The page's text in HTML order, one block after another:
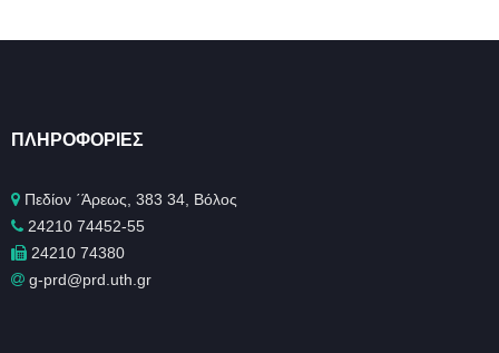
ΠΛΗΡΟΦΟΡΊΕΣ
Πεδίον ΄Άρεως, 383 34, Βόλος
24210 74452-55
24210 74380
g-prd@prd.uth.gr